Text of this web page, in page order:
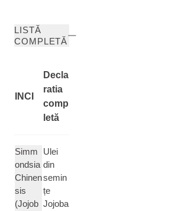
LISTĂ
COMPLETĂ
INCI
Decla
ratia
comp
letă
Simm
ondsia
Chinen
sis
(Jojob
Ulei
din
semin
țe
Jojoba